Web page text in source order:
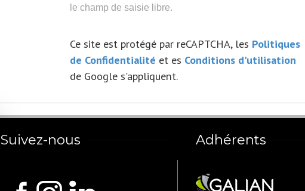
le champ de saisie libre.
Ce site est protégé par reCAPTCHA, les Politiques
de Confidentialité et es Conditions d'utilisation
de Google s'appliquent.
Suivez-nous Adhérents